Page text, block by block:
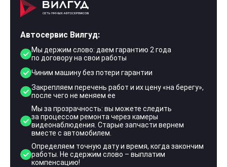
Автосервис Вилгуд:
Мы держим слово: даем гарантию 2 года
по договору на свои работы
Чиним машину без потери гарантии
Закрепляем перечень работ и их цену «на берегу»,
после чего не меняем ее
Мы за прозрачность: вы можете следить
за процессом ремонта через камеры
видеонаблюдения. Старые запчасти вернем
вместе с автомобилем.
Определяем точную дату и время, когда закончим
работы. Не сдержим слово – выплатим
компенсацию!